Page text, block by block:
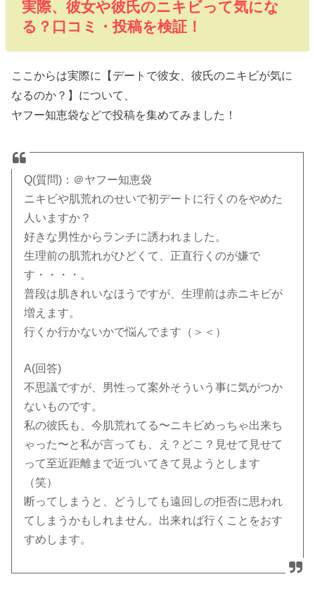
実際、彼女や彼氏のニキビって気にな
る？口コミ・投稿を検証！
ここからは実際に【デートで彼女、彼氏のニキビが気に
なるのか？】について、
ヤフー知恵袋などで投稿を集めてみました！
Q(質問)：＠ヤフー知恵袋
ニキビや肌荒れのせいで初デートに行くのをやめた
人いますか？
好きな男性からランチに誘われました。
生理前の肌荒れがひどくて、正直行くのが嫌で
す・・・・。
普段は肌きれいなほうですが、生理前は赤ニキビが
増えます。
行くか行かないかで悩んでます（＞＜）
A(回答)
不思議ですが、男性って案外そういう事に気がつか
ないものです。
私の彼氏も、今肌荒れてる〜ニキビめっちゃ出来ち
ゃった〜と私が言っても、え？どこ？見せて見せて
って至近距離まで近づいてきて見ようとします
（笑）
断ってしまうと、どうしても遠回しの拒否に思われ
てしまうかもしれません。出来れば行くことをおす
すめします。